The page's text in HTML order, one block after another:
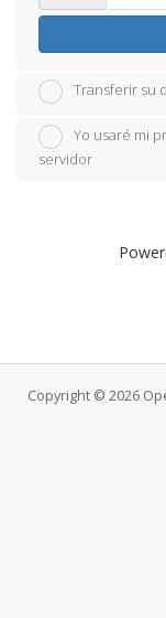
Transferir su
Yo usaré mi
servidor
Copyright © 2026